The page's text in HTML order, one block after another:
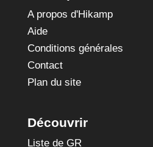
A propos d'Hikamp
Aide
Conditions générales
Contact
Plan du site
Découvrir
Liste de GR